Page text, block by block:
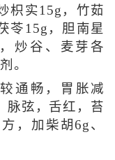
枳实15g，竹茹
苓15g，胆南星
炒谷、麦芽各
。
通畅，胃胀减
脉弦，舌红，苔
，加柴胡6g、